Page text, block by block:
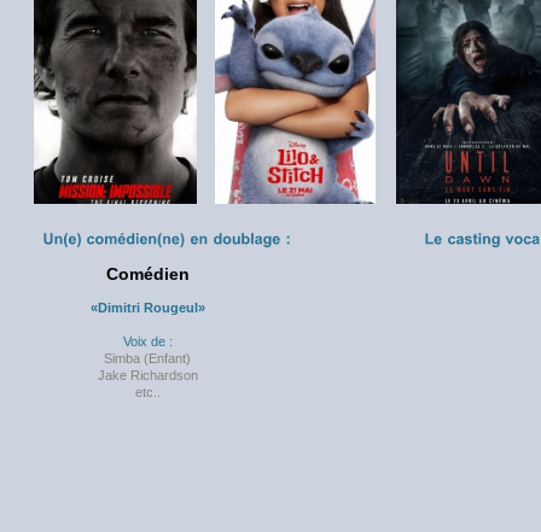
Final Reckoning»
fin»
Comédien
«Dimitri Rougeul»
Voix de :
Simba (Enfant)
Jake Richardson
etc..